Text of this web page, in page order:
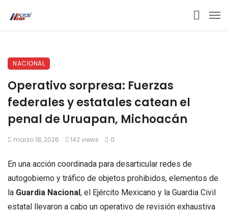
NACIONAL
Operativo sorpresa: Fuerzas
federales y estatales catean el
penal de Uruapan, Michoacán
marzo 18, 2026 142 views 0
En una acción coordinada para desarticular redes de
autogobierno y tráfico de objetos prohibidos, elementos de
la Guardia Nacional, el Ejército Mexicano y la Guardia Civil
estatal llevaron a cabo un operativo de revisión exhaustiva